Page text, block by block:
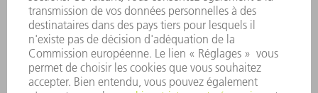
SÉCURITÉ
COMMUNIQUÉS DE PRESSE
MAGAZINE
DURABILITÉ
ENVIRONNEMENT ET CLIMAT
SOCIAL ET SOCIÉTÉ